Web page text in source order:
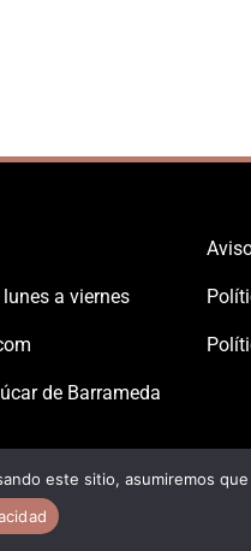
a viernes
de Barrameda
Posicionada y
este sitio, asumiremos